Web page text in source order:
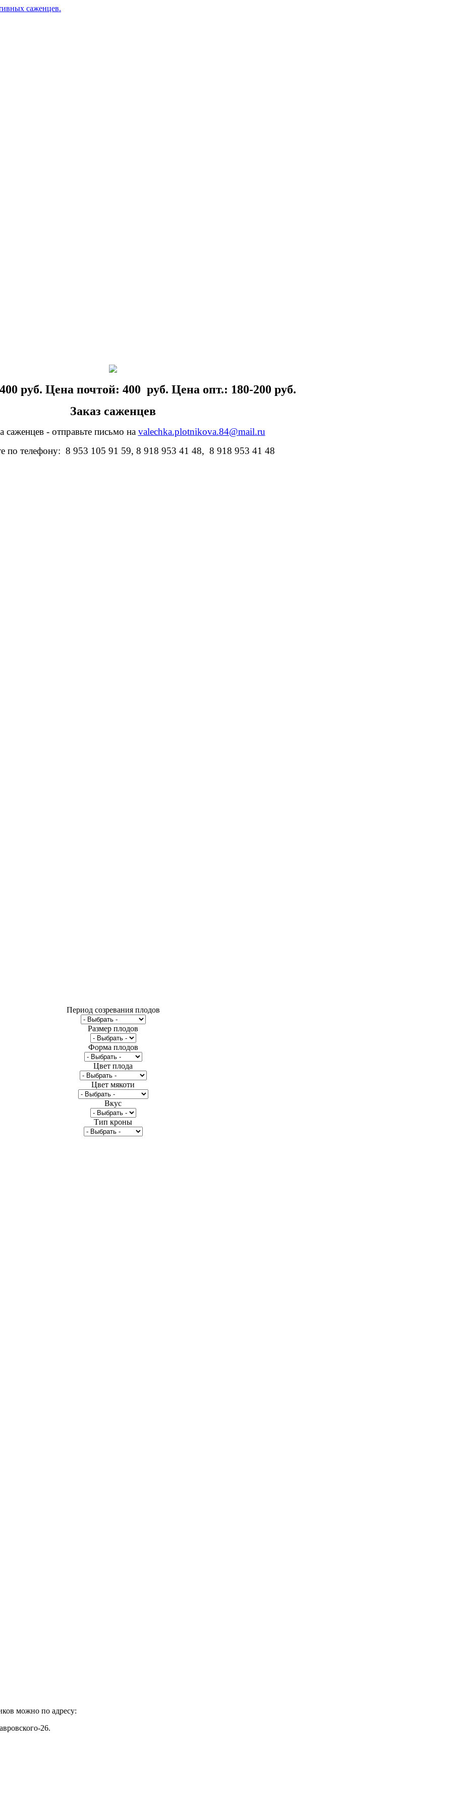
руб. Цена почтой: 400 руб. Цена опт.: 180-200 руб.
Заказ саженцев
саженцев - отправьте письмо на valechka.plotnikova.84@mail.ru
по телефону: 8 953 105 91 59, 8 918 953 41 48, 8 918 953 41 48
Период созревания плодов
Размер плодов
Форма плодов
Цвет плода
Цвет мякоти
Вкус
Тип кроны
можно по адресу:
26.